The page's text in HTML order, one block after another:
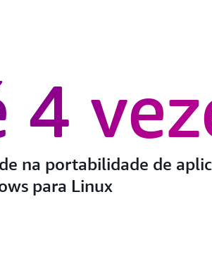
4
na portabilidade de
para Linux